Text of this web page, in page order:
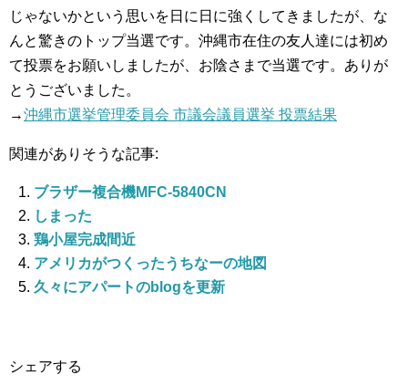
じゃないかという思いを日に日に強くしてきましたが、な
んと驚きのトップ当選です。沖縄市在住の友人達には初め
て投票をお願いしましたが、お陰さまで当選です。ありが
とうございました。
→沖縄市選挙管理委員会 市議会議員選挙 投票結果
関連がありそうな記事:
ブラザー複合機MFC-5840CN
しまった
鶏小屋完成間近
アメリカがつくったうちなーの地図
久々にアパートのblogを更新
シェアする